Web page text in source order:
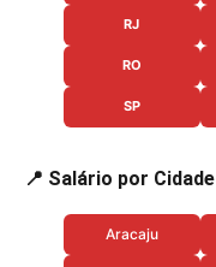
RJ
RO
SP
📍 Salário por Cidade
Aracaju